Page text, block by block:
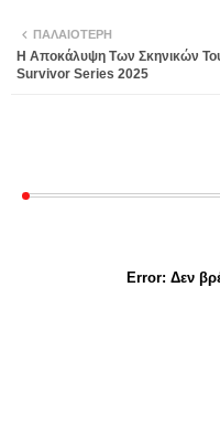
ΠΑΛΑΙΌΤΕΡΗ
Η Αποκάλυψη Των Σκηνικών
Survivor Series 2025
Error: Δεν